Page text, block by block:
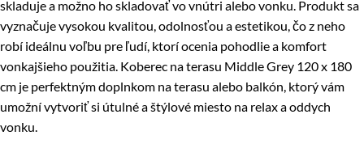
skladuje a možno ho skladovať vo vnútri alebo vonku. Produkt sa
vyznačuje vysokou kvalitou, odolnosťou a estetikou, čo z neho
robí ideálnu voľbu pre ľudí, ktorí ocenia pohodlie a komfort
vonkajšieho použitia. Koberec na terasu Middle Grey 120 x 180
cm je perfektným doplnkom na terasu alebo balkón, ktorý vám
umožní vytvoriť si útulné a štýlové miesto na relax a oddych
vonku.